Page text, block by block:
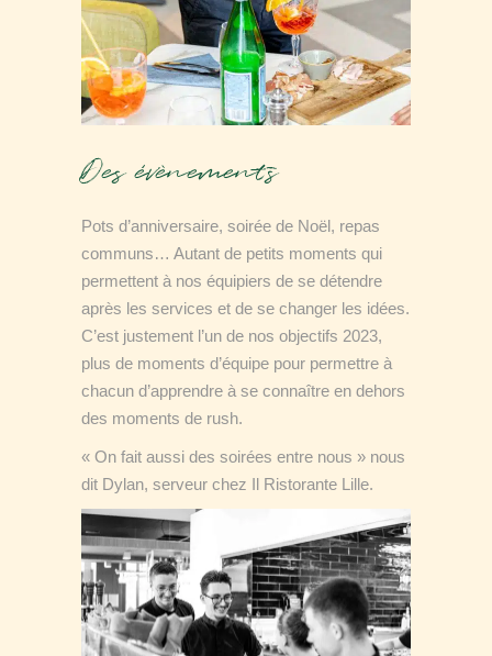
Des évènements
Pots d’anniversaire, soirée de Noël, repas
communs… Autant de petits moments qui
permettent à nos équipiers de se détendre
après les services et de se changer les idées.
C’est justement l’un de nos objectifs 2023,
plus de moments d’équipe pour permettre à
chacun d’apprendre à se connaître en dehors
des moments de rush.
« On fait aussi des soirées entre nous » nous
dit Dylan, serveur chez Il Ristorante Lille.